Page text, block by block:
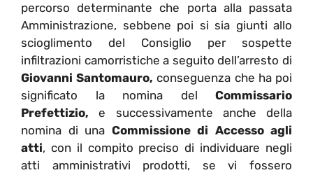
percorso determinante che porta alla passata
Amministrazione, sebbene poi si sia giunti allo
scioglimento del Consiglio per sospette
infiltrazioni camorristiche a seguito dell’arresto di
Giovanni Santomauro, conseguenza che ha poi
significato la nomina del Commissario
Prefettizio, e successivamente anche della
nomina di una Commissione di Accesso agli
atti, con il compito preciso di individuare negli
atti amministrativi prodotti, se vi fossero